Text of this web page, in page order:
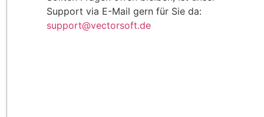
Support via E-Mail gern für Sie da:
support@vectorsoft.de